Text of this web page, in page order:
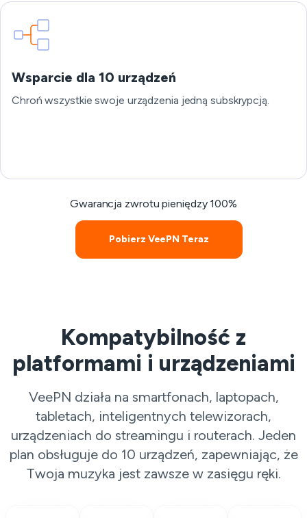
Wsparcie dla 10 urządzeń
Chroń wszystkie swoje urządzenia jedną subskrypcją.
Gwarancja zwrotu pieniędzy 100%
Pobierz VeePN Teraz
Kompatybilność z
platformami i urządzeniami
VeePN działa na smartfonach, laptopach,
tabletach, inteligentnych telewizorach,
urządzeniach do streamingu i routerach. Jeden
plan obsługuje do 10 urządzeń, zapewniając, że
Twoja muzyka jest zawsze w zasięgu ręki.